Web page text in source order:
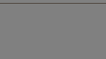
-ở Quảng Ninh đã đặt máy